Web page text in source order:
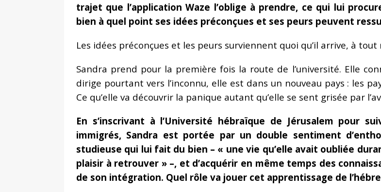
trajet que l’application Waze l’oblige à prendre, ce qui lui
bien à quel point ses idées préconçues et ses peurs peuvent
Les idées préconçues et les peurs surviennent quoi qu’il arrive, à
Sandra prend pour la première fois la route de l’université. Elle
dirige pourtant vers l’inconnu, elle est dans un nouveau pays : les
Ce qu’elle va découvrir la panique autant qu’elle se sent grisée par
En s’inscrivant à l’Université hébraïque de Jérusalem pour
immigrés, Sandra est portée par un double sentiment
studieuse qui lui fait du bien – « une vie qu’elle avait oubliée
plaisir à retrouver » –, et d’acquérir en même temps des
de son intégration. Quel rôle va jouer cet apprentissage de